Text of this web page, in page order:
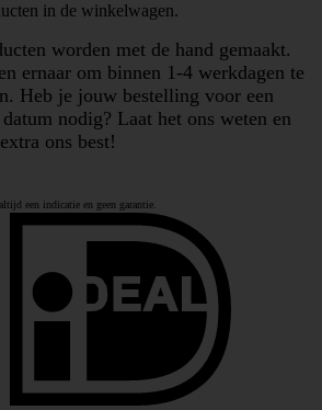
in de winkelwagen.
worden met de hand gemaakt.
ernaar om binnen 1-4 werkdagen te
Heb je jouw bestelling voor een
nodig? Laat het ons weten en
ons best!
een indicatie en geen garantie.